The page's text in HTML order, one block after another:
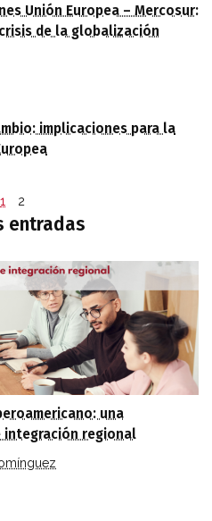
Unión Europea – Mercosur:
de la globalización
implicaciones para la
1
2
entradas
una
integración regional